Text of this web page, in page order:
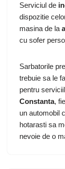
Serviciul de
dispozitie
masina de la
cu sofer
Sarbatorile
trebuie sa le
pentru
Constanta,
un automobil
hotarasti sa
nevoie de o